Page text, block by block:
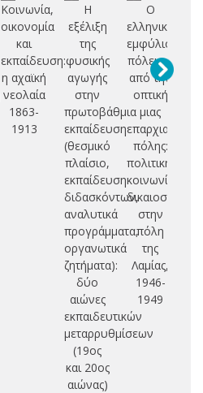
Κοινωνία,
οικονομία
και
εκπαίδευση:
η αχαϊκή
νεολαία
1863-
1913
Η
εξέλιξη
της
φυσικής
αγωγής
στην
πρωτοβάθμια
εκπαίδευση
(θεσμικό
πλαίσιο,
εκπαίδευση
διδασκόντων,
αναλυτικά
προγράμματα,
οργανωτικά
ζητήματα):
δύο
αιώνες
εκπαιδευτικών
μεταρρυθμίσεων
(19ος
και 20ος
αιώνας)
Ο
ελληνικός
εμφύλιος
πόλεμος
από την
οπτική
μιας
επαρχιακής
πόλης:
πολιτική,
κοινωνία,
δικαιοσύνη
στην
πόλη
της
Λαμίας,
1946-
1949